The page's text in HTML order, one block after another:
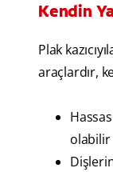
Kendin
Plak
araçlardır,
olabilir